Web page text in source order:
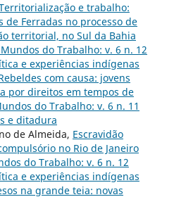
e trabalho:
de Ferradas no processo de
territorial, no Sul da Bahia
do Trabalho: v. 6 n. 12
e experiências indígenas
com causa: jovens
por direitos em tempos de
do Trabalho: v. 6 n. 11
e ditadura
de Almeida, Escravidão
no Rio de Janeiro
do Trabalho: v. 6 n. 12
e experiências indígenas
na grande teia: novas